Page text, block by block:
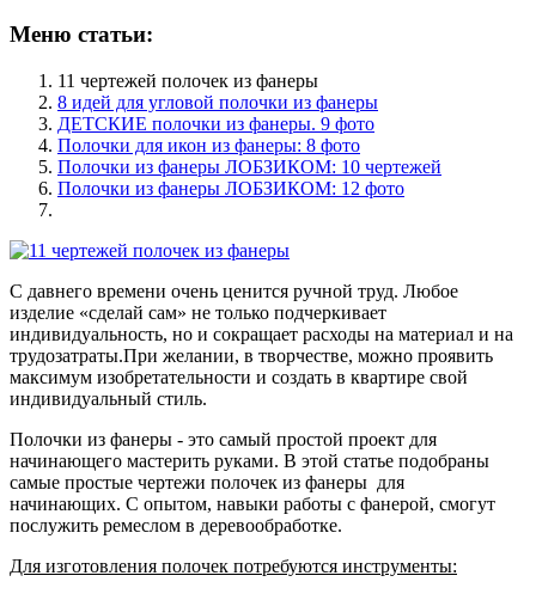
Меню статьи:
11 чертежей полочек из фанеры
8 идей для угловой полочки из фанеры
ДЕТСКИЕ полочки из фанеры. 9 фото
Полочки для икон из фанеры: 8 фото
Полочки из фанеры ЛОБЗИКОМ: 10 чертежей
Полочки из фанеры ЛОБЗИКОМ: 12 фото
С давнего времени очень ценится ручной труд. Любое
изделие «сделай сам» не только подчеркивает
индивидуальность, но и сокращает расходы на материал и на
трудозатраты.При желании, в творчестве, можно проявить
максимум изобретательности и создать в квартире свой
индивидуальный стиль.
Полочки из фанеры - это самый простой проект для
начинающего мастерить руками. В этой статье подобраны
самые простые чертежи полочек из фанеры для
начинающих. С опытом, навыки работы с фанерой, смогут
послужить ремеслом в деревообработке.
Для изготовления полочек потребуются инструменты: